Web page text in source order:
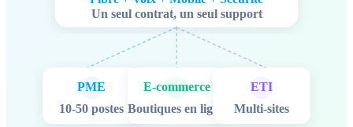
Un seul contrat, un seul support
PME
10-50 postes
E-commerce
Boutiques en ligne
ETI
Multi-sites